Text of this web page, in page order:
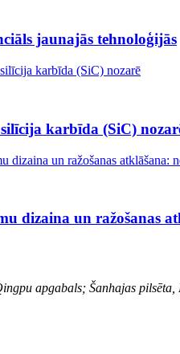
jaunajās tehnoloģijās
karbīda (SiC)
dizaina un ražošanas
apgabals; Šanhajas